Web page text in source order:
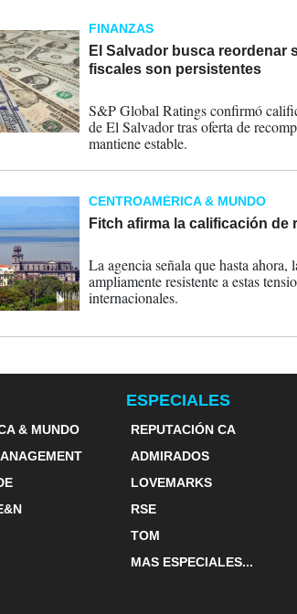
FINANZAS
El Salvador busca reordenar
fiscales son persistentes
S&P Global Ratings confirmó
de El Salvador tras oferta de
mantiene estable.
CENTROAMÉRICA & MUNDO
Fitch afirma la calificación de
La agencia señala que hasta ahora,
ampliamente resistente a estas
internacionales.
& MUNDO
ESPECIALES
REPUTACIÓN CA
ADMIRADOS
LOVEMARKS
RSE
TOM
MAS ESPECIALES...